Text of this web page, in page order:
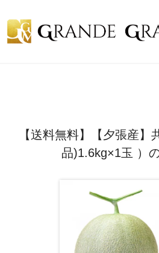
【送料無料】【夕張産】
品)1.6kg×1玉 ）